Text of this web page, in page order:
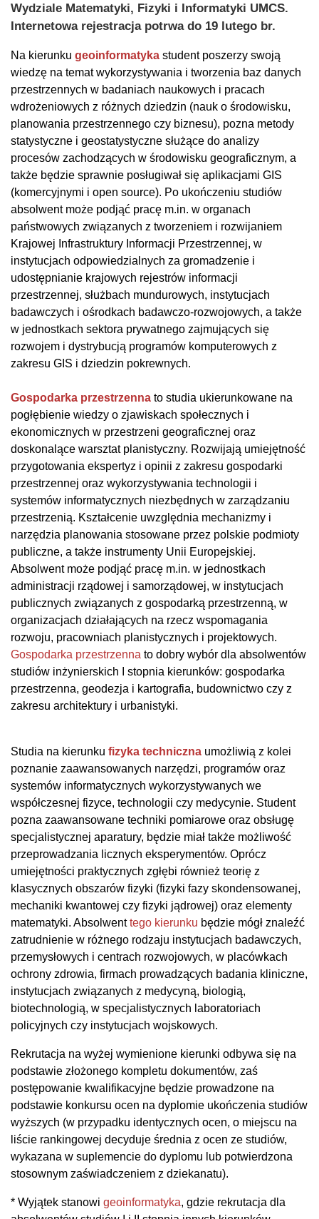
Wydziale Matematyki, Fizyki i Informatyki UMCS.
Internetowa rejestracja potrwa do 19 lutego br.
Na kierunku geoinformatyka student poszerzy swoją
wiedzę na temat wykorzystywania i tworzenia baz danych
przestrzennych w badaniach naukowych i pracach
wdrożeniowych z różnych dziedzin (nauk o środowisku,
planowania przestrzennego czy biznesu), pozna metody
statystyczne i geostatystyczne służące do analizy
procesów zachodzących w środowisku geograficznym, a
także będzie sprawnie posługiwał się aplikacjami GIS
(komercyjnymi i open source). Po ukończeniu studiów
absolwent może podjąć pracę m.in. w organach
państwowych związanych z tworzeniem i rozwijaniem
Krajowej Infrastruktury Informacji Przestrzennej, w
instytucjach odpowiedzialnych za gromadzenie i
udostępnianie krajowych rejestrów informacji
przestrzennej, służbach mundurowych, instytucjach
badawczych i ośrodkach badawczo-rozwojowych, a także
w jednostkach sektora prywatnego zajmujących się
rozwojem i dystrybucją programów komputerowych z
zakresu GIS i dziedzin pokrewnych.
Gospodarka przestrzenna to studia ukierunkowane na
pogłębienie wiedzy o zjawiskach społecznych i
ekonomicznych w przestrzeni geograficznej oraz
doskonalące warsztat planistyczny. Rozwijają umiejętność
przygotowania ekspertyz i opinii z zakresu gospodarki
przestrzennej oraz wykorzystywania technologii i
systemów informatycznych niezbędnych w zarządzaniu
przestrzenią. Kształcenie uwzględnia mechanizmy i
narzędzia planowania stosowane przez polskie podmioty
publiczne, a także instrumenty Unii Europejskiej.
Absolwent może podjąć pracę m.in. w jednostkach
administracji rządowej i samorządowej, w instytucjach
publicznych związanych z gospodarką przestrzenną, w
organizacjach działających na rzecz wspomagania
rozwoju, pracowniach planistycznych i projektowych.
Gospodarka przestrzenna to dobry wybór dla absolwentów
studiów inżynierskich I stopnia kierunków: gospodarka
przestrzenna, geodezja i kartografia, budownictwo czy z
zakresu architektury i urbanistyki.
Studia na kierunku fizyka techniczna umożliwią z kolei
poznanie zaawansowanych narzędzi, programów oraz
systemów informatycznych wykorzystywanych we
współczesnej fizyce, technologii czy medycynie. Student
pozna zaawansowane techniki pomiarowe oraz obsługę
specjalistycznej aparatury, będzie miał także możliwość
przeprowadzania licznych eksperymentów. Oprócz
umiejętności praktycznych zgłębi również teorię z
klasycznych obszarów fizyki (fizyki fazy skondensowanej,
mechaniki kwantowej czy fizyki jądrowej) oraz elementy
matematyki. Absolwenttego kierunku będzie mógł znaleźć
zatrudnienie w różnego rodzaju instytucjach badawczych,
przemysłowych i centrach rozwojowych, w placówkach
ochrony zdrowia, firmach prowadzących badania kliniczne,
instytucjach związanych z medycyną, biologią,
biotechnologią, w specjalistycznych laboratoriach
policyjnych czy instytucjach wojskowych.
Rekrutacja na wyżej wymienione kierunki odbywa się na
podstawie złożonego kompletu dokumentów, zaś
postępowanie kwalifikacyjne będzie prowadzone na
podstawie konkursu ocen na dyplomie ukończenia studiów
wyższych (w przypadku identycznych ocen, o miejscu na
liście rankingowej decyduje średnia z ocen ze studiów,
wykazana w suplemencie do dyplomu lub potwierdzona
stosownym zaświadczeniem z dziekanatu).
* Wyjątek stanowi geoinformatyka, gdzie rekrutacja dla